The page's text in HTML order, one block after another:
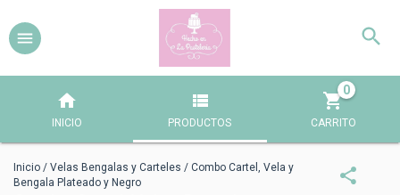
INICIO PRODUCTOS CARRITO
0
Inicio / Velas Bengalas y Carteles / Combo Cartel, Vela y
Bengala Plateado y Negro